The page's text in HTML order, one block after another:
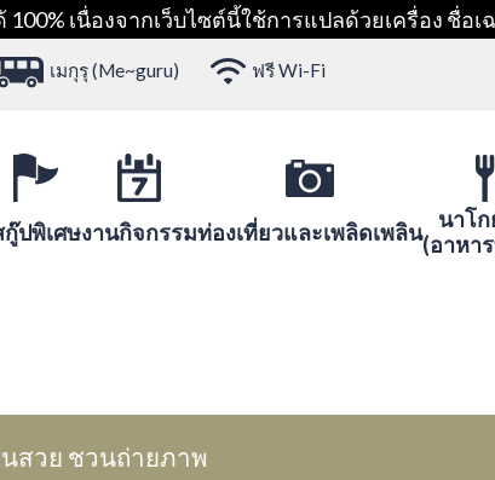
เนื่องจากเว็บไซต์นี้ใช้การแปลด้วยเครื่อง ชื่อ
เมกุรุ (Me~guru) ฟรี Wi-Fi
ปพิเศษงานกิจกรรมท่องเที่ยวและเพลิดเพลิน
นาโก
(อาหา
สวย ชวนถ่ายภาพ